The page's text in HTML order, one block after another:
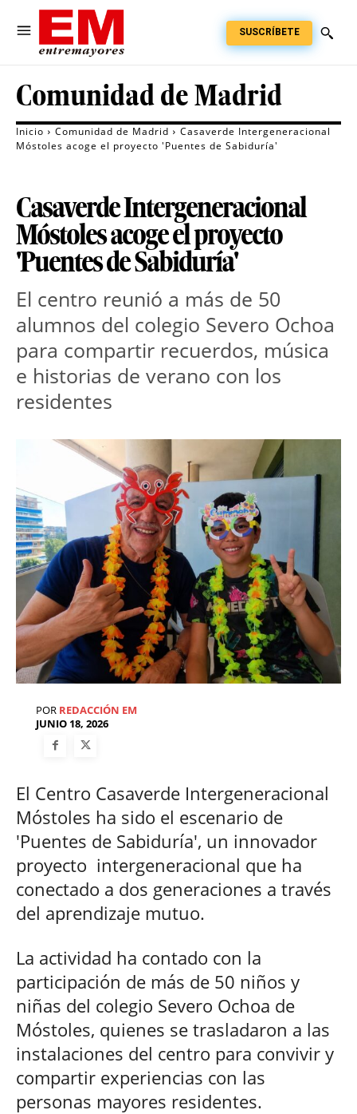
SUSCRÍBETE
Comunidad de Madrid
Inicio Comunidad de Madrid
Casaverde Intergeneracional
Móstoles acoge el proyecto 'Puentes de Sabiduría'
Casaverde Intergeneracional
Móstoles acoge el proyecto
'Puentes de Sabiduría'
El centro reunió a más de 50
alumnos del colegio Severo Ochoa
para compartir recuerdos, música
e historias de verano con los
residentes
POR REDACCIÓN EM
JUNIO 18, 2026
El Centro Casaverde Intergeneracional
Móstoles ha sido el escenario de
'Puentes de Sabiduría', un innovador
proyecto intergeneracional que ha
conectado a dos generaciones a través
del aprendizaje mutuo.
La actividad ha contado con la
participación de más de 50 niños y
niñas del colegio Severo Ochoa de
Móstoles, quienes se trasladaron a las
instalaciones del centro para convivir y
compartir experiencias con las
personas mayores residentes.